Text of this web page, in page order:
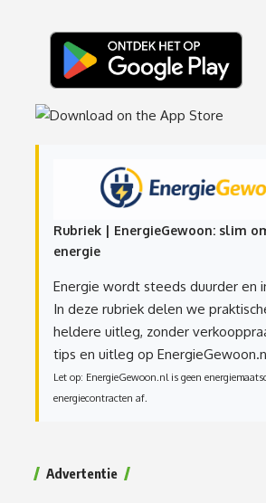
Rubriek | EnergieGewoon: slim
energie
Energie wordt steeds duurder en
In deze rubriek delen we
heldere uitleg, zonder
tips en uitleg op
Let op: EnergieGewoon.nl is geen
energiecontracten af.
Advertentie